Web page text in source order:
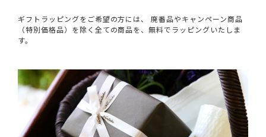
ギフトラッピングをご希望の方には、 廃番品やキャンペーン商品
（特別価格品）を除く全ての商品を、無料でラッピングいたしま
す。